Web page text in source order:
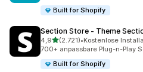
Built for Shopify
Section Store ‑ Theme
4,9von 5 Sternen
(2.721)
2721 Rezensionen insgesamt
•Kostenlose
700+ anpassbare Plug-n-Play
Built for Shopify